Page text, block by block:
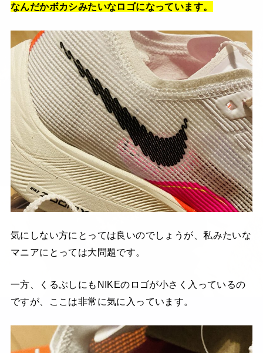
なんだかボカシみたいなロゴになっています。
気にしない方にとっては良いのでしょうが、私みたいな
マニアにとっては大問題です。
一方、くるぶしにもNIKEのロゴが小さく入っているの
ですが、ここは非常に気に入っています。